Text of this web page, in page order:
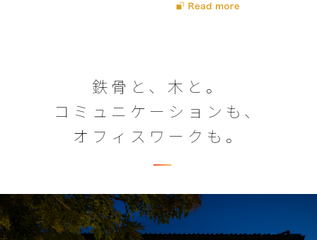
鉄骨と、木と。
コミュニケーションも、
オフィスワークも。